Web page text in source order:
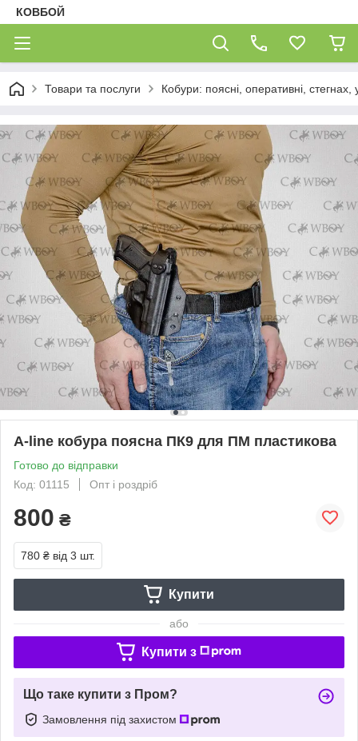
КОВБОЙ
Товари та послуги Кобури: поясні, оперативні, стегнах,
A-line кобура поясна ПК9 для ПМ пластикова
Готово до відправки
Код: 01115
Опт і роздріб
800 ₴
780 ₴ від 3 шт.
Купити
або
Купити з
Що таке купити з Пром?
Замовлення під захистом